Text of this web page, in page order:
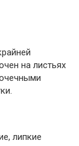
на листьях
липкие